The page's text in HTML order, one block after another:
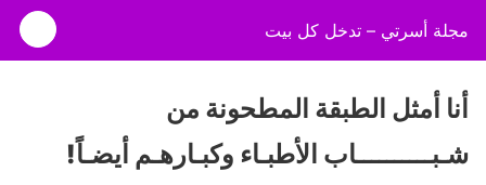
مجلة أسرتي – تدخل كل بيت
أنا أمثل الطبقة المطحونة من
شـبــــــــــاب الأطبـاء وكبـارهـم أيضـاً!